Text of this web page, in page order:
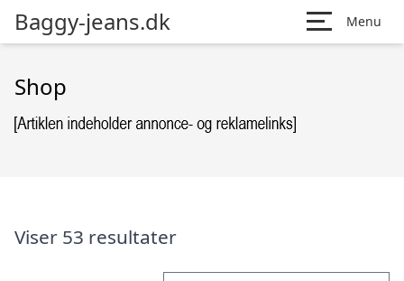
Baggy-jeans.dk Menu
Shop
Viser 53 resultater